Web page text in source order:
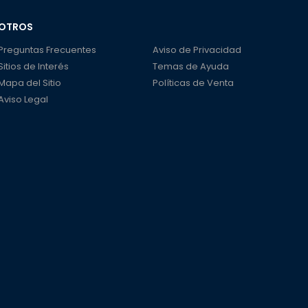
Frecuentes
de Interés
del Sitio
Legal
Aviso de Privacidad
Temas de Ayuda
Políticas de Venta